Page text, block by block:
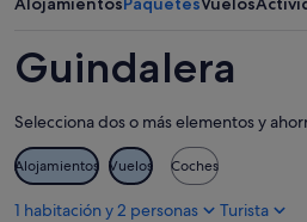
8
ago
ago
-
ago
de
semana,
ago
-
16
ago
Guindalera
Selecciona dos o más elementos y
Alojamientos Vuelos Coches
1 habitación y 2 personas Turista